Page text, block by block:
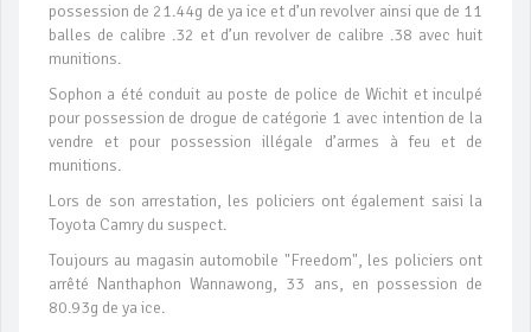
possession de 21.44g de ya ice et d’un revolver ainsi que de 11
balles de calibre .32 et d’un revolver de calibre .38 avec huit
munitions.
Sophon a été conduit au poste de police de Wichit et inculpé
pour possession de drogue de catégorie 1 avec intention de la
vendre et pour possession illégale d’armes à feu et de
munitions.
Lors de son arrestation, les policiers ont également saisi la
Toyota Camry du suspect.
Toujours au magasin automobile "Freedom", les policiers ont
arrêté Nanthaphon Wannawong, 33 ans, en possession de
80.93g de ya ice.